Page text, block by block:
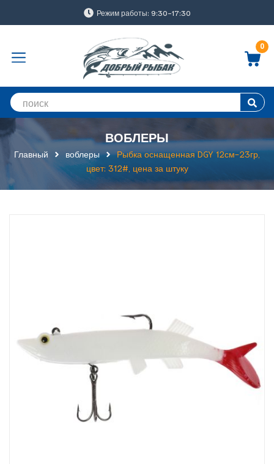
Режим работы: 9:30-17:30
0
ВОБЛЕРЫ
Главный воблеры
Рыбка оснащенная DGY 12см-23гр,
цвет: 312#, цена за штуку